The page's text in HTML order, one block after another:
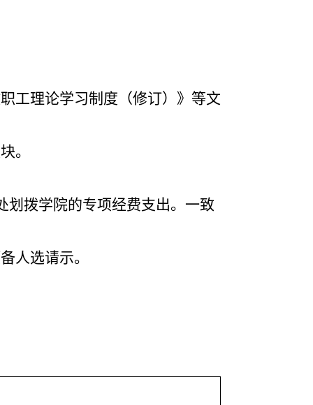
工理论学习制度（修订）》等文
。
划拨学院的专项经费支出。一致
人选请示。